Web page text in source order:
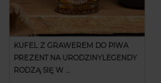
KUFEL Z GRAWEREM DO PIWA
PREZENT NA URODZINYLEGENDY
RODZĄ SIĘ W ...